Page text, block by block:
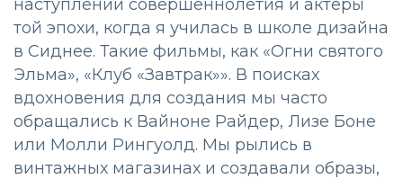
наступлении совершеннолетия и актеры
той эпохи, когда я училась в школе дизайна
в Сиднее. Такие фильмы, как «Огни святого
Эльма», «Клуб «Завтрак»». В поисках
вдохновения для создания мы часто
обращались к Вайноне Райдер, Лизе Боне
или Молли Рингуолд. Мы рылись в
винтажных магазинах и создавали образы,